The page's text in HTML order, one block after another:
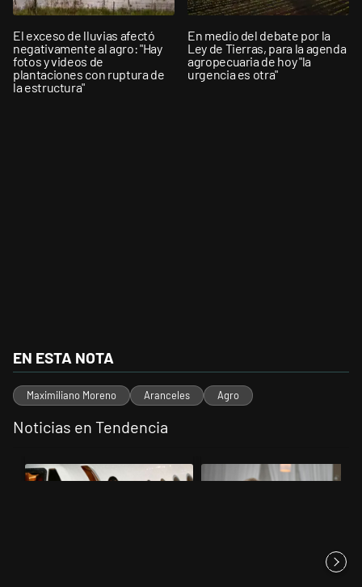
El exceso de lluvias afectó
negativamente al agro: "Hay
fotos y videos de
plantaciones con ruptura de
la estructura"
En medio del debate por la
Ley de Tierras, para la agenda
agropecuaria de hoy "la
urgencia es otra"
EN ESTA NOTA
Maximiliano Moreno Aranceles Agro
Noticias en Tendencia
Un artículo de tendencia con el título "Lionel Messi llegó a Rosario
Un artículo de tendencia con el